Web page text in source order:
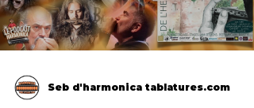
Seb d'harmonica tablatures.com